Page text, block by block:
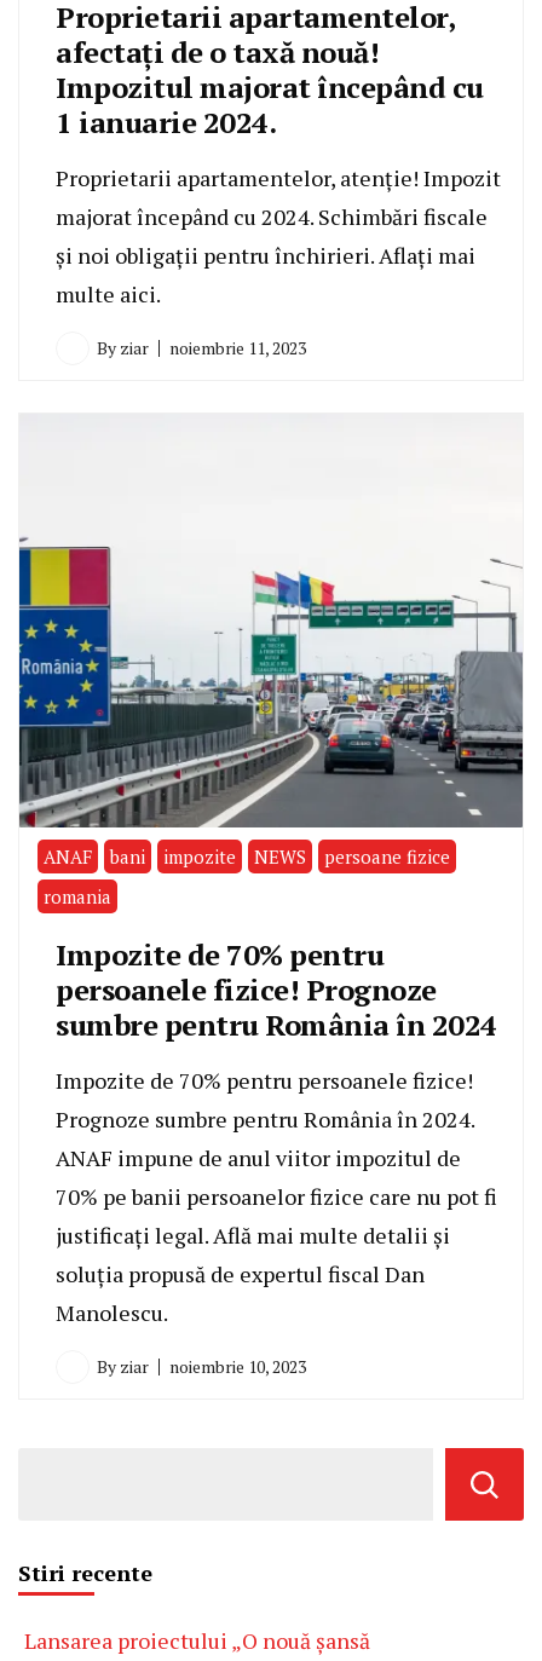
Proprietarii apartamentelor,
afectați de o taxă nouă!
Impozitul majorat începând cu
1 ianuarie 2024.
Proprietarii apartamentelor, atenție! Impozit
majorat începând cu 2024. Schimbări fiscale
și noi obligații pentru închirieri. Aflați mai
multe aici.
By ziar noiembrie 11, 2023
ANAF bani impozite NEWS
persoane fizice
romania
Impozite de 70% pentru
persoanele fizice! Prognoze
sumbre pentru România în 2024
Impozite de 70% pentru persoanele fizice!
Prognoze sumbre pentru România în 2024.
ANAF impune de anul viitor impozitul de
70% pe banii persoanelor fizice care nu pot fi
justificați legal. Află mai multe detalii și
soluția propusă de expertul fiscal Dan
Manolescu.
By ziar noiembrie 10, 2023
Stiri recente
Lansarea proiectului „O nouă șansă